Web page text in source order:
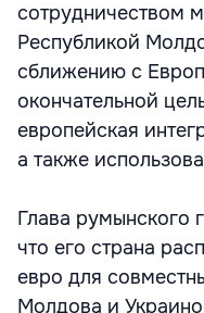
сотрудничеством
Республикой
сближению с
окончательной
европейская
а также
Глава румынского
что его страна
евро для
Молдова и